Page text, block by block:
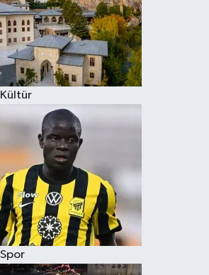
Kültür
Spor